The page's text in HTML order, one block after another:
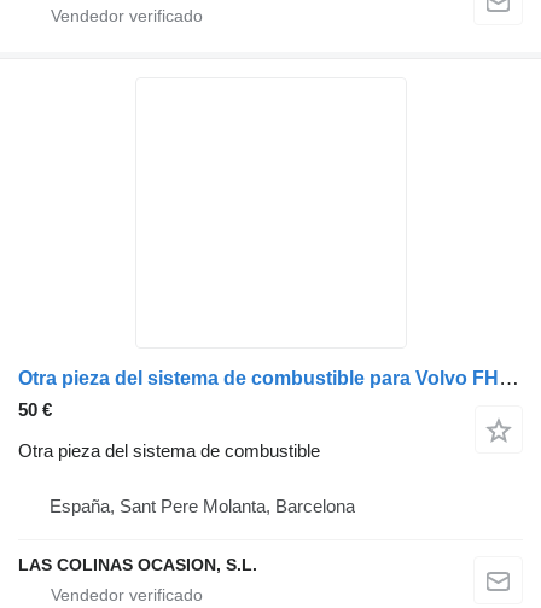
Otra pieza del sistema de combustible para Volvo FH 12 camión
50 €
Otra pieza del sistema de combustible
España, Sant Pere Molanta, Barcelona
LAS COLINAS OCASION, S.L.